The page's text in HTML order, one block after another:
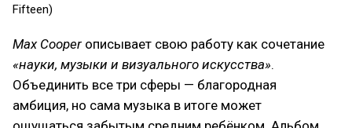
Fifteen)
Max Cooper описывает свою работу как сочетание
«науки, музыки и визуального искусства».
Объединить все три сферы — благородная
амбиция, но сама музыка в итоге может